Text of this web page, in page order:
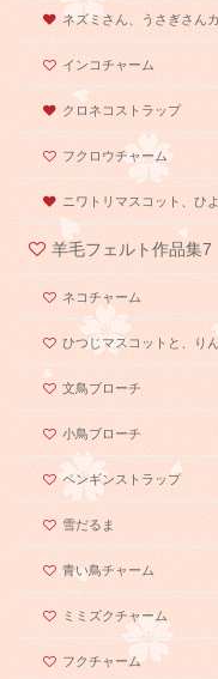
ネズミさん、うさぎさん
インコチャーム
クロネコストラップ
フクロウチャーム
ニワトリマスコット、ひ
羊毛フェルト作品集7
ネコチャーム
ひつじマスコットと、り
文鳥ブローチ
小鳥ブローチ
ペンギンストラップ
雪だるま
青い鳥チャーム
ミミズクチャーム
フクチャーム